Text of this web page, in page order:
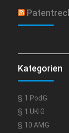
Kategorien
§ 1 PodG
§ 1 UKlG
§ 10 AMG